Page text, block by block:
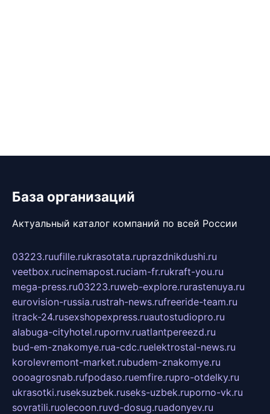
База организаций
Актуальный каталог компаний по всей России
03223.ruufille.rukrasotata.ruprazdnikdushi.ru
veetbox.rucinemapost.ruciam-fr.rukraft-you.ru
mega-press.ru03223.ruweb-explore.rurastenuya.ru
eurovision-russia.rustrah-news.rufreeride-team.ru
itrack-24.rusexshopexpress.ruautostudiopro.ru
alabuga-cityhotel.rupornv.ruatlantpereezd.ru
bud-em-znakomye.rua-cdc.ruelektrostal-news.ru
korolevremont-market.rubudem-znakomye.ru
oooagrosnab.rufpodaso.ruemfire.rupro-otdelky.ru
ukrasotki.ruseksuzbek.ruseks-uzbek.ruporno-vk.ru
sovratili.ruolecoon.ruvd-dosug.ruadonyev.ru